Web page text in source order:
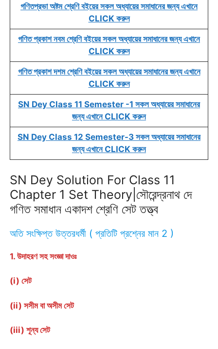
o
k
A
p
r
m
e
r
n
g
e
r
r
s
গণিতপ্রভা অষ্টম শ্রেণি বইয়ের সকল অধ্যায়ের সমাধানের জন্য এখানে
CLICK করুন
গণিত প্রকাশ নবম শ্রেণি বইয়ের সকল অধ্যায়ের সমাধানের জন্য এখানে
CLICK করুন
গণিত প্রকাশ দশম শ্রেণি বইয়ের সকল অধ্যায়ের সমাধানের জন্য এখানে
CLICK করুন
SN Dey Class 11 Semester -1 সকল অধ্যায়ের সমাধানের
জন্য এখানে CLICK করুন
SN Dey Class 12 Semester-3 সকল অধ্যায়ের সমাধানের
জন্য এখানে CLICK করুন
SN Dey Solution For Class 11
Chapter 1 Set Theory|সৌরেন্দ্রনাথ দে
গণিত সমাধান একাদশ শ্রেণি সেট তত্ত্ব
অতি সংক্ষিপ্ত উত্তরধর্মী ( প্রতিটি প্রশ্নের মান 2 )
1. উদাহরণ সহ সংজ্ঞা দাওঃ
(i) সেট
(ii) সসীম বা অসীম সেট
(iii) শূন্য সেট